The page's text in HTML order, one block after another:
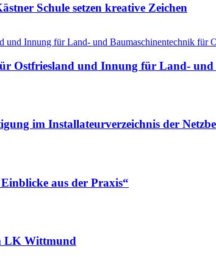
Schule setzen kreative Zeichen
Ostfriesland und Innung für Land-
im Installateurverzeichnis der
aus der Praxis“
LK Wittmund